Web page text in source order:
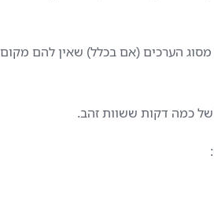
מסוג הערכים (אם בכלל) שאין להם מקום
של כמה דקות ששוות זהב.